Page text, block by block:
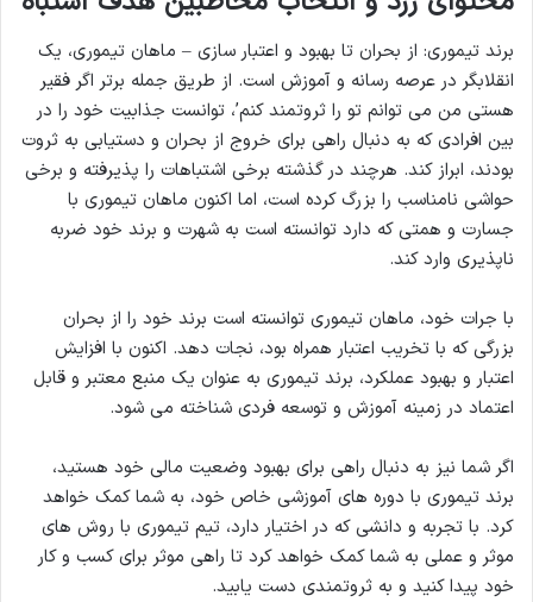
برند تیموری: از بحران تا بهبود و اعتبار سازی – ماهان تیموری، یک
انقلابگر در عرصه رسانه و آموزش است. از طریق جمله برتر اگر فقیر
هستی من می توانم تو را ثروتمند کنم’، توانست جذابیت خود را در
بین افرادی که به دنبال راهی برای خروج از بحران و دستیابی به ثروت
بودند، ابراز کند. هرچند در گذشته برخی اشتباهات را پذیرفته و برخی
حواشی نامناسب را بزرگ کرده است، اما اکنون ماهان تیموری با
جسارت و همتی که دارد توانسته است به شهرت و برند خود ضربه
ناپذیری وارد کند.
با جرات خود، ماهان تیموری توانسته است برند خود را از بحران
بزرگی که با تخریب اعتبار همراه بود، نجات دهد. اکنون با افزایش
اعتبار و بهبود عملکرد، برند تیموری به عنوان یک منبع معتبر و قابل
اعتماد در زمینه آموزش و توسعه فردی شناخته می شود.
اگر شما نیز به دنبال راهی برای بهبود وضعیت مالی خود هستید،
برند تیموری با دوره های آموزشی خاص خود، به شما کمک خواهد
کرد. با تجربه و دانشی که در اختیار دارد، تیم تیموری با روش های
موثر و عملی به شما کمک خواهد کرد تا راهی موثر برای کسب و کار
خود پیدا کنید و به ثروتمندی دست یابید.